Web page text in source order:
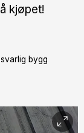
kjøpet!
bygg